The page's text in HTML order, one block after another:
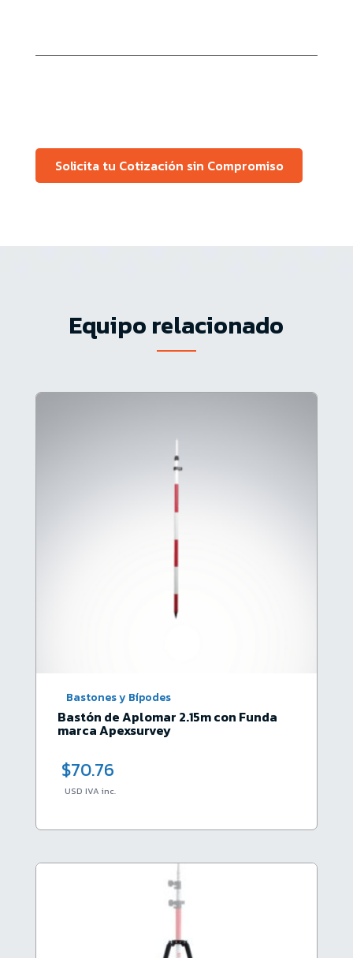
Solicita tu Cotización sin Compromiso
Equipo relacionado
Bastones y Bípodes
Bastón de Aplomar 2.15m con Funda
marca Apexsurvey
$70.76
USD IVA inc.